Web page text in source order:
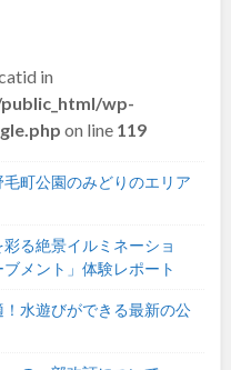
愛媛
in
wp-
on line 119
毛町公園のみどりのエリア
る絶景イルミネーショ
メント」体験レポート
！水遊びができる最新の公